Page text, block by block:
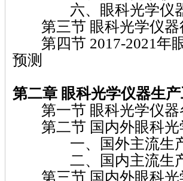
六、眼科光学仪器
第三节 眼科光学仪器
第四节 2017-2021年
预测
第二章 眼科光学仪器生
第一节 眼科光学仪器
第二节 国内外眼科光
一、国外主流生产
二、国内主流生产
第三节 国内外眼科光